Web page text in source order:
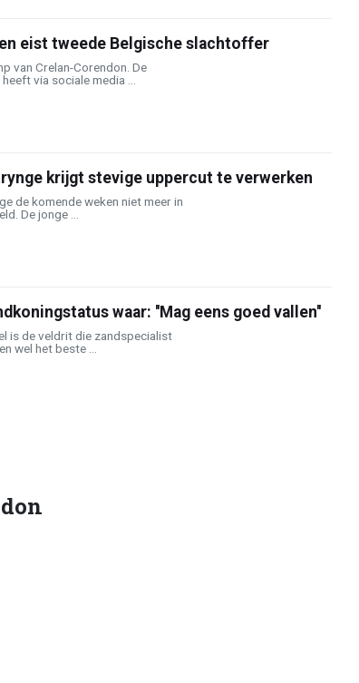
eist tweede Belgische slachtoffer
van Crelan-Corendon. De
via sociale media ...
krijgt stevige uppercut te verwerken
de komende weken niet meer in
De jonge ...
waar: ''Mag eens goed vallen''
is de veldrit die zandspecialist
wel het beste ...